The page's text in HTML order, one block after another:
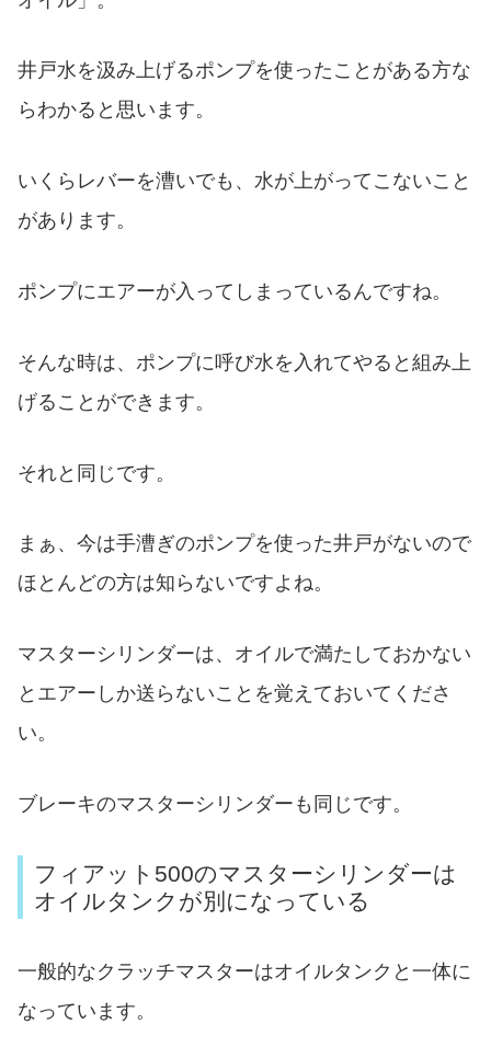
井戸水を汲み上げるポンプを使ったことがある方な
らわかると思います。
いくらレバーを漕いでも、水が上がってこないこと
があります。
ポンプにエアーが入ってしまっているんですね。
そんな時は、ポンプに呼び水を入れてやると組み上
げることができます。
それと同じです。
まぁ、今は手漕ぎのポンプを使った井戸がないので
ほとんどの方は知らないですよね。
マスターシリンダーは、オイルで満たしておかない
とエアーしか送らないことを覚えておいてくださ
い。
ブレーキのマスターシリンダーも同じです。
フィアット500のマスターシリンダーは
オイルタンクが別になっている
一般的なクラッチマスターはオイルタンクと一体に
なっています。